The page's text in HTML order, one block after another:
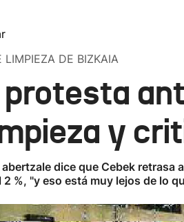
LIMPIEZA DE BIZKAIA
protesta
y
dice que Cebek retrasa
2 %, "y eso está muy lejos de lo